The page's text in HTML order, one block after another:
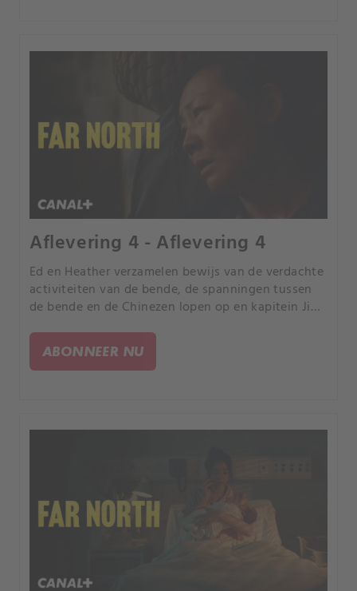
Aflevering 4 - Aflevering 4
Ed en Heather verzamelen bewijs van de verdachte
activiteiten van de bende, de spanningen tussen
de bende en de Chinezen lopen op en kapitein Jin
ABONNEER NU